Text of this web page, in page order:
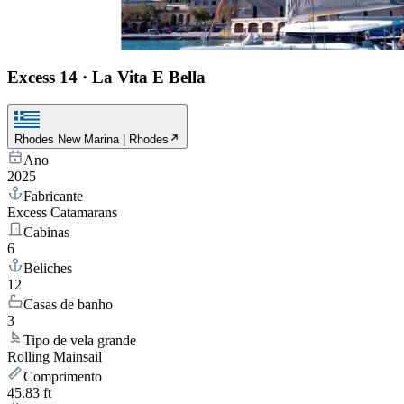
Excess 14 · La Vita E Bella
Rhodes New Marina | Rhodes
Ano
2025
Fabricante
Excess Catamarans
Cabinas
6
Beliches
12
Casas de banho
3
Tipo de vela grande
Rolling Mainsail
Comprimento
45.83 ft